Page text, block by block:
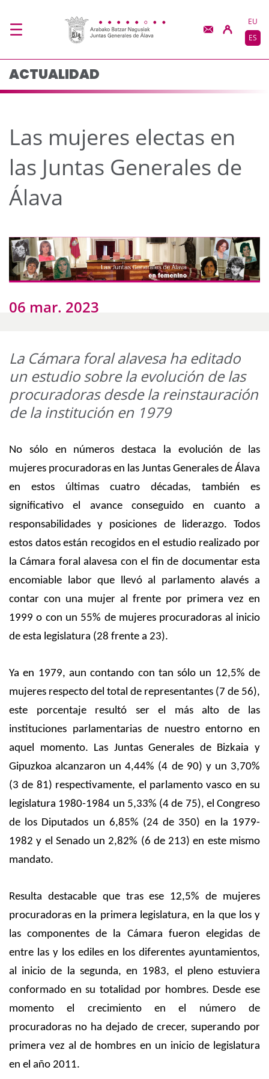
Las mujeres electas
EU
ES
ACTUALIDAD
Las mujeres electas en
las Juntas Generales de
Álava
06 mar. 2023
La Cámara foral alavesa ha editado
un estudio sobre la evolución de las
procuradoras desde la reinstauración
de la institución en 1979
No sólo en números destaca la evolución de las
mujeres procuradoras en las Juntas Generales de Álava
en estos últimas cuatro décadas, también es
significativo el avance conseguido en cuanto a
responsabilidades y posiciones de liderazgo. Todos
estos datos están recogidos en el estudio realizado por
la Cámara foral alavesa con el fin de documentar esta
encomiable labor que llevó al parlamento alavés a
contar con una mujer al frente por primera vez en
1999 o con un 55% de mujeres procuradoras al inicio
de esta legislatura (28 frente a 23).
Ya en 1979, aun contando con tan sólo un 12,5% de
mujeres respecto del total de representantes (7 de 56),
este porcentaje resultó ser el más alto de las
instituciones parlamentarias de nuestro entorno en
aquel momento. Las Juntas Generales de Bizkaia y
Gipuzkoa alcanzaron un 4,44% (4 de 90) y un 3,70%
(3 de 81) respectivamente, el parlamento vasco en su
legislatura 1980-1984 un 5,33% (4 de 75), el Congreso
de los Diputados un 6,85% (24 de 350) en la 1979-
1982 y el Senado un 2,82% (6 de 213) en este mismo
mandato.
Resulta destacable que tras ese 12,5% de mujeres
procuradoras en la primera legislatura, en la que los y
las componentes de la Cámara fueron elegidas de
entre las y los ediles en los diferentes ayuntamientos,
al inicio de la segunda, en 1983, el pleno estuviera
conformado en su totalidad por hombres. Desde ese
momento el crecimiento en el número de
procuradoras no ha dejado de crecer, superando por
primera vez al de hombres en un inicio de legislatura
en el año 2011.